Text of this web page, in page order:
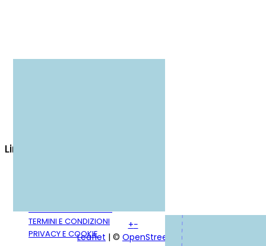
+−
Leaflet | © OpenStreetMap
Link utili
PROPONI UN IMMOBILE
TERMINI E CONDIZIONI
PRIVACY E COOKIE